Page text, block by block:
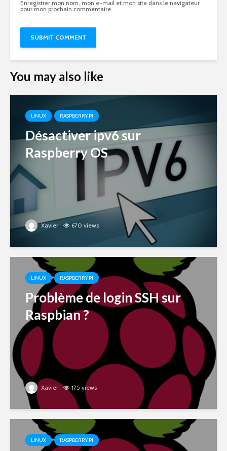
Enregistrer mon nom, mon e-mail et mon site dans le navigateur
pour mon prochain commentaire.
You may also like
LINUX RASPBERRY PI
Désactiver ipv6 sur
Raspberry OS
Xavier 670 views
LINUX RASPBERRY PI
Problème de login SSH sur
Raspbian ?
Xavier 175 views
LINUX RASPBERRY PI